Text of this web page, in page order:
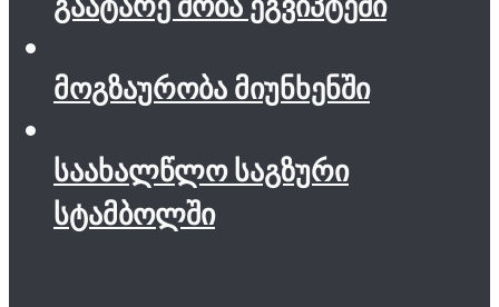
მოგზაურობა მიუნხენში
საახალწლო საგზური
სტამბოლში